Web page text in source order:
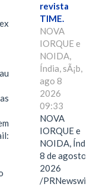
revista
TIME.
NOVA
IORQUE e
NOIDA,
Índia, sÃ¡b,
ago 8
2026
09:33
NOVA
IORQUE e
NOIDA, Índia,
8 de agosto de
2026
/PRNewswire/